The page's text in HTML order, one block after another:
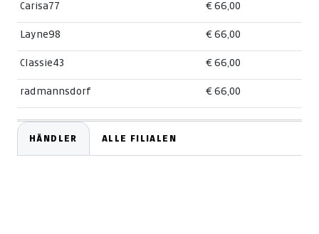
Carisa77 € 66,00
Layne98 € 66,00
Classie43 € 66,00
radmannsdorf € 66,00
HÄNDLER ALLE FILIALEN